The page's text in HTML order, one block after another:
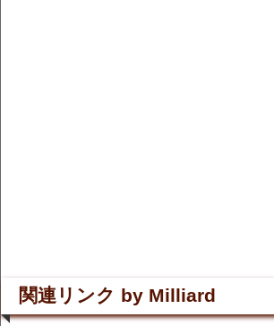
関連リンク by Milliard